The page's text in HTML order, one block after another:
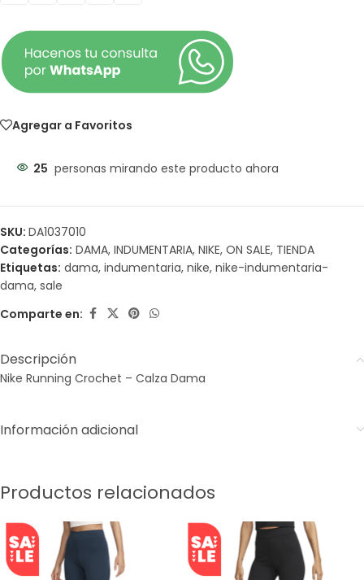
Agregar a Favoritos
25 personas mirando este producto ahora
SKU: DA1037010
Categorías: DAMA, INDUMENTARIA, NIKE, ON SALE, TIENDA
Etiquetas: dama, indumentaria, nike, nike-indumentaria-
dama, sale
Comparte en:
Descripción
Nike Running Crochet – Calza Dama
Información adicional
Productos relacionados